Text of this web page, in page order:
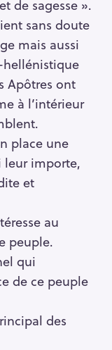
de sagesse ».
sans doute
mais aussi
Apôtres ont
à l’intérieur
place une
leur importe,
et
au
peuple.
qui
de ce peuple
des